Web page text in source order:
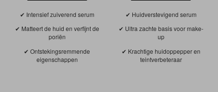
Intensief zuiverend serum
Matteert de huid en verfijnt de
poriën
Ontstekingsremmende
eigenschappen
Huidverstevigend serum
Ultra zachte basis voor make-
up
Krachtige huidoppepper en
teintverbeteraar